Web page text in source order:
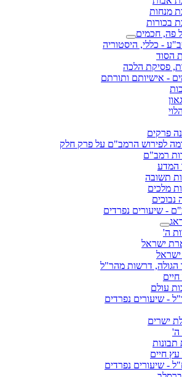
מנחות
בכורות
פה, חכמים
- כללי, היסטוריה
הסוד
פסיקת הלכה
- אישיותם ותורתם
פרקים
לפירוש הרמב"ם על פרק חלק
רמב"ם
המדע
תשובה
מלכים
נבוכים
- שיעורים נפרדים
ה'
ישראל
ישראל
הגולה, דרשות מהר"ל
עולם
- שיעורים נפרדים
ישרים
ה'
תבונות
חיים
- שיעורים נפרדים